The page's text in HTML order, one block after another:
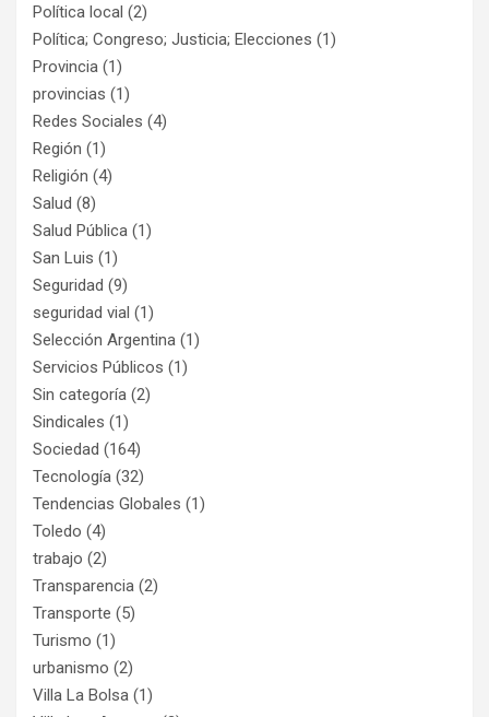
Política local (2)
Política; Congreso; Justicia; Elecciones (1)
Provincia (1)
provincias (1)
Redes Sociales (4)
Región (1)
Religión (4)
Salud (8)
Salud Pública (1)
San Luis (1)
Seguridad (9)
seguridad vial (1)
Selección Argentina (1)
Servicios Públicos (1)
Sin categoría (2)
Sindicales (1)
Sociedad (164)
Tecnología (32)
Tendencias Globales (1)
Toledo (4)
trabajo (2)
Transparencia (2)
Transporte (5)
Turismo (1)
urbanismo (2)
Villa La Bolsa (1)